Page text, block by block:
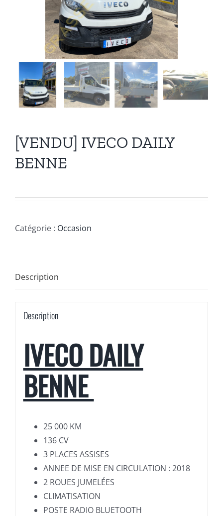
Recrutement
Contact
[VENDU] IVECO DAILY
BENNE
Catégorie : Occasion
Description
Description
IVECO DAILY
BENNE
25 000 KM
136 CV
3 PLACES ASSISES
ANNEE DE MISE EN CIRCULATION : 2018
2 ROUES JUMELÉES
CLIMATISATION
POSTE RADIO BLUETOOTH